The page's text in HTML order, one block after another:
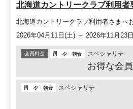
北海道カントリークラブ利用者
北海道カントリークラブ利用者さまへ
2026年04月11日(土) ～ 2026年11月23
会員料金 夕・朝食 スペシャリテ
お得な会
夕・朝食
スペシャリテ